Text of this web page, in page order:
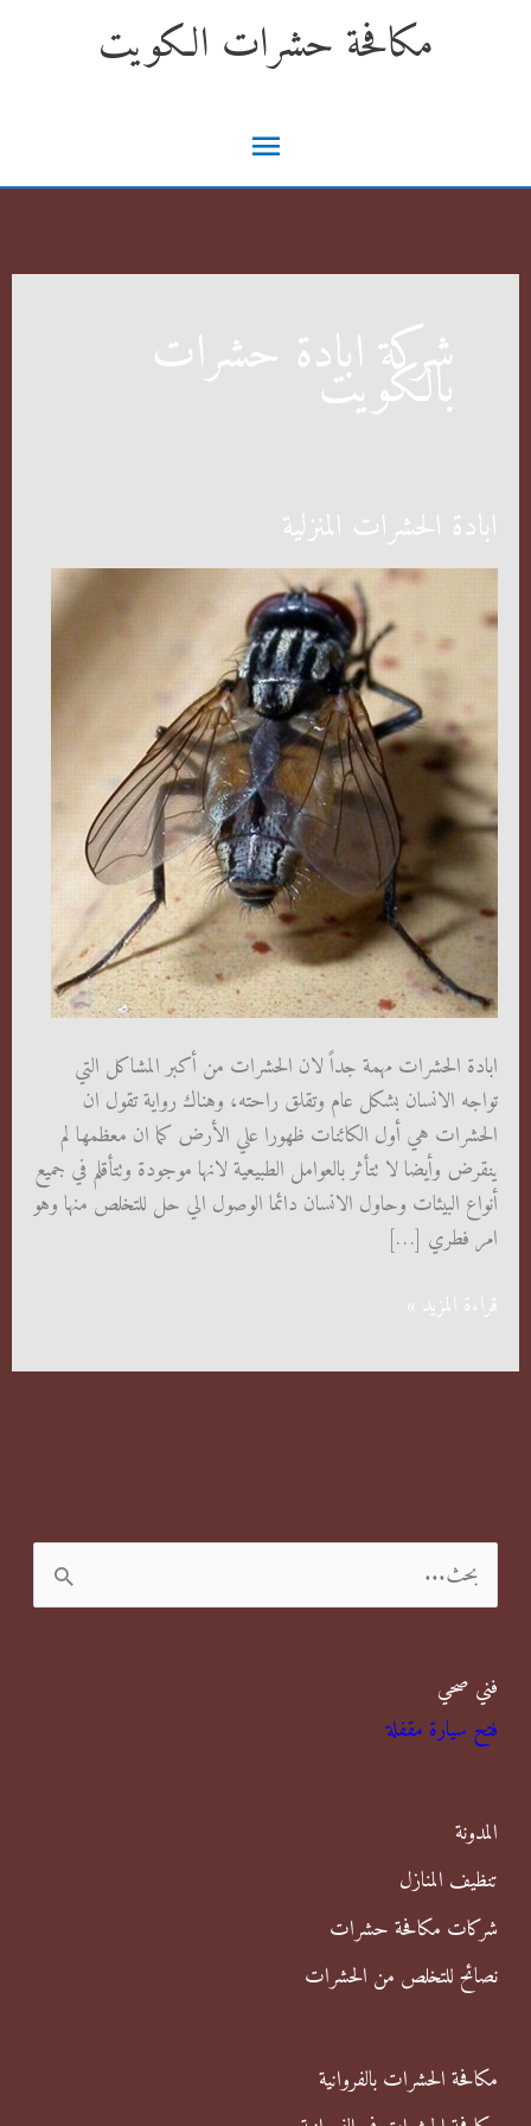
مكافحة حشرات الكويت
القائمة
الرئيسية
شركة ابادة حشرات
بالكويت
ابادة الحشرات المنزلية
ابادة الحشرات مهمة جداً لان الحشرات من أكبر المشاكل التي
تواجه الانسان بشكل عام وتقلق راحته، وهناك رواية تقول ان
الحشرات هي أول الكائنات ظهورا علي الأرض كما ان معظمها لم
ينقرض وأيضا لا تتأثر بالعوامل الطبيعية لانها موجودة وتتأقلم في جميع
أنواع البيئات وحاول الانسان دائما الوصول الي حل للتخلص منها وهو
امر فطري […]
ابادة
المنزلية
قراءة المزيد »
ل
ح
ث
ن
فني صحي
فتح سيارة مقفلة
المدونة
تنظيف المنازل
شركات مكافحة حشرات
نصائح للتخلص من الحشرات
مكافحة الحشرات بالفروانية